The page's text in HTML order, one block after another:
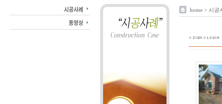
home > 시공